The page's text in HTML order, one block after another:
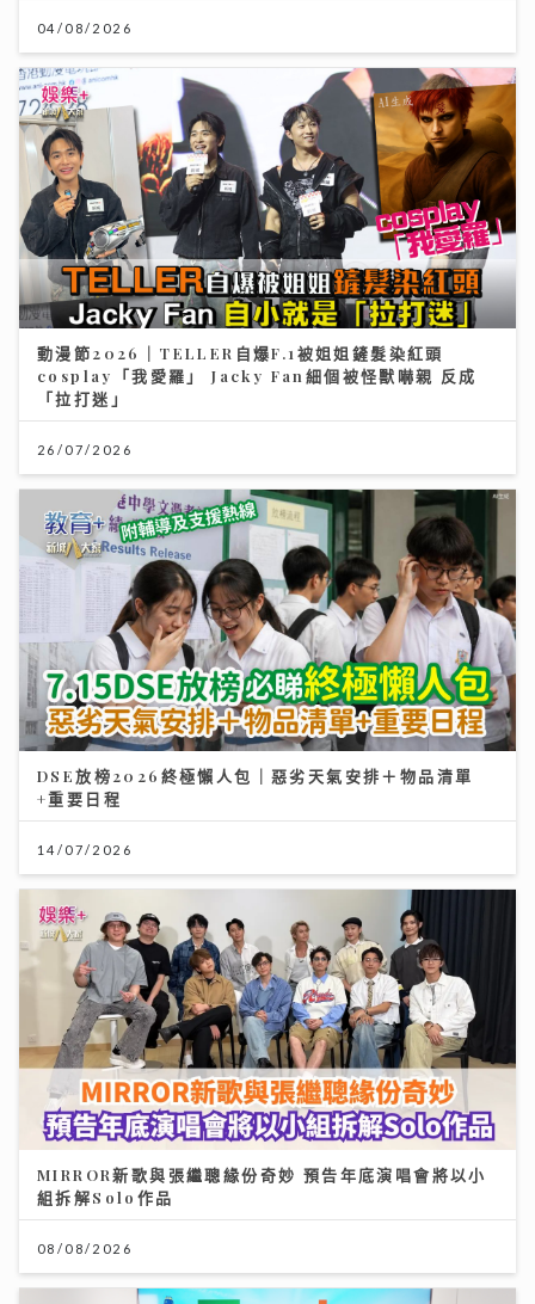
04/08/2026
動漫節2026｜TELLER自爆F.1被姐姐鏟髮染紅頭
cosplay「我愛羅」 Jacky Fan細個被怪獸嚇親 反成
「拉打迷」
26/07/2026
DSE放榜2026終極懶人包｜惡劣天氣安排＋物品清單
+重要日程
14/07/2026
MIRROR新歌與張繼聰緣份奇妙 預告年底演唱會將以小
組拆解Solo作品
08/08/2026